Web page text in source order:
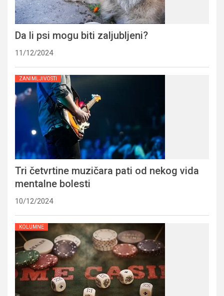
Da li psi mogu biti zaljubljeni?
11/12/2024
ZANIMLJIVOSTI
Tri četvrtine muzičara pati od nekog vida
mentalne bolesti
10/12/2024
KOLUMNE